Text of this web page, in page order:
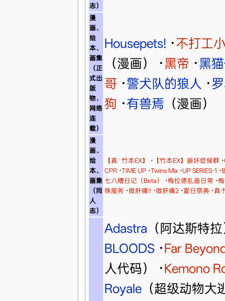
志）
漫
画、
绘
本、
画集
（正
式出
版
物、
网络
连
载）
Housepets! ·不打工
（漫画）
·黑帝 ·黑
哥·警犬队的狼人 ·
狗 ·有兽焉 （漫画）
漫
画、
绘
本、
画集
（同
人
志）
【真˙竹本EX】 · 【竹本EX】崩坏症候群 ·
CPR·TIME UP·Twins Mix·UP SERIES-1 ·
七八糟日记（Beta）
·梅拉德乱画日常 ·
殊服务 ·微肝痛!!·微肝痛2·夏日祭典 ·真‧
Adastra （阿达斯特
BLOODS·Far
人代码）
·Kemono
Royale（超级动物大